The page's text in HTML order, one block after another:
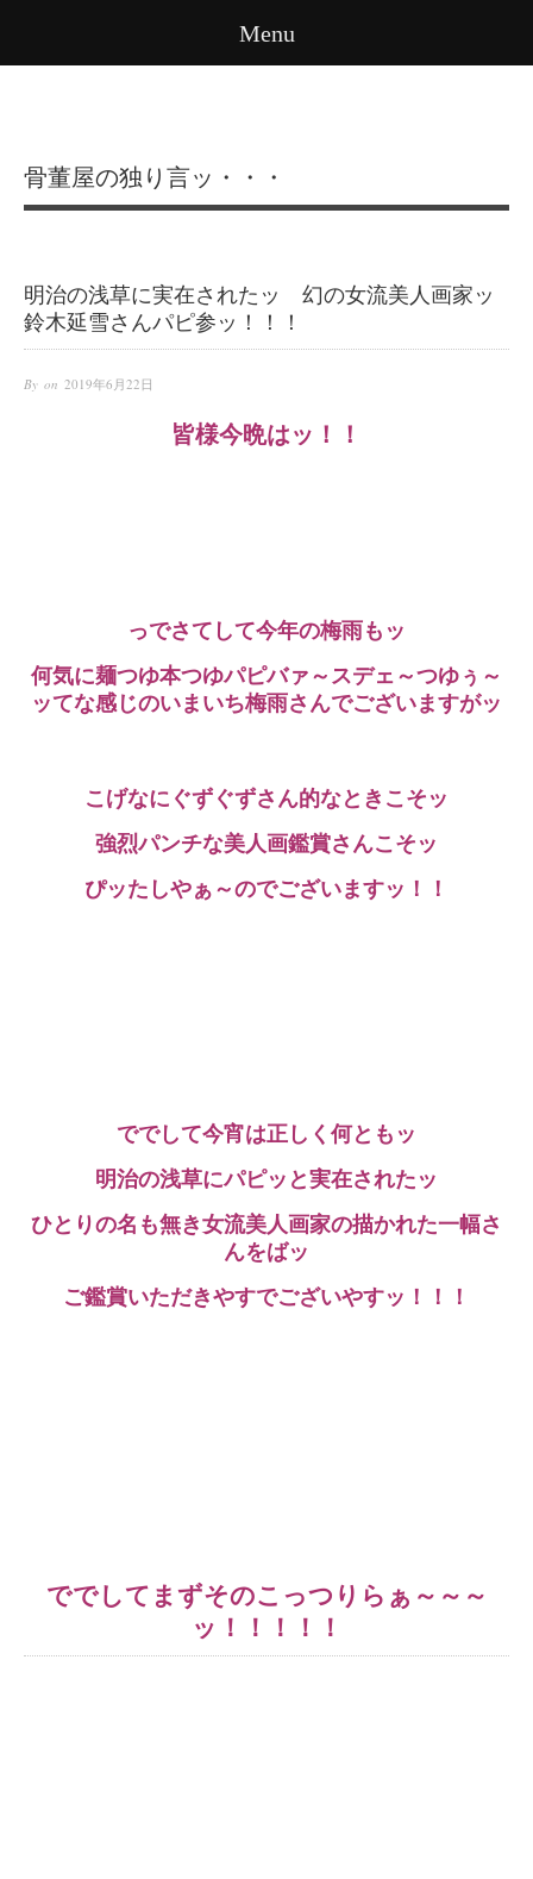
Menu
骨董屋の独り言ッ・・・
明治の浅草に実在されたッ 幻の女流美人画家ッ
鈴木延雪さんパピ参ッ！！！
By on 2019年6月22日
皆様今晩はッ！！
っでさてして今年の梅雨もッ
何気に麺つゆ本つゆパピバァ～スデェ～つゆぅ～
ッてな感じのいまいち梅雨さんでございますがッ
こげなにぐずぐずさん的なときこそッ
強烈パンチな美人画鑑賞さんこそッ
ぴッたしやぁ～のでございますッ！！
ででして今宵は正しく何ともッ
明治の浅草にパピッと実在されたッ
ひとりの名も無き女流美人画家の描かれた一幅さ
んをばッ
ご鑑賞いただきやすでございやすッ！！！
ででしてまずそのこっつりらぁ～～～
ッ！！！！！